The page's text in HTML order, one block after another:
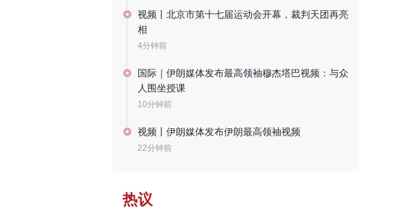
视频丨北京市第十七届运动会开幕，裁判天团再亮
相
4分钟前
国际｜伊朗媒体发布最高领袖穆杰塔巴视频：与众
人围坐授课
10分钟前
视频丨伊朗媒体发布伊朗最高领袖视频
22分钟前
热议